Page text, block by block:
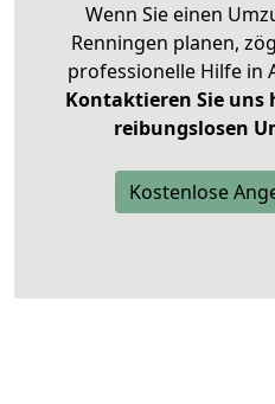
Wenn Sie einen
Renningen planen,
professionelle Hilfe in
Kontaktieren Sie uns
reibungslosen
Kostenlose